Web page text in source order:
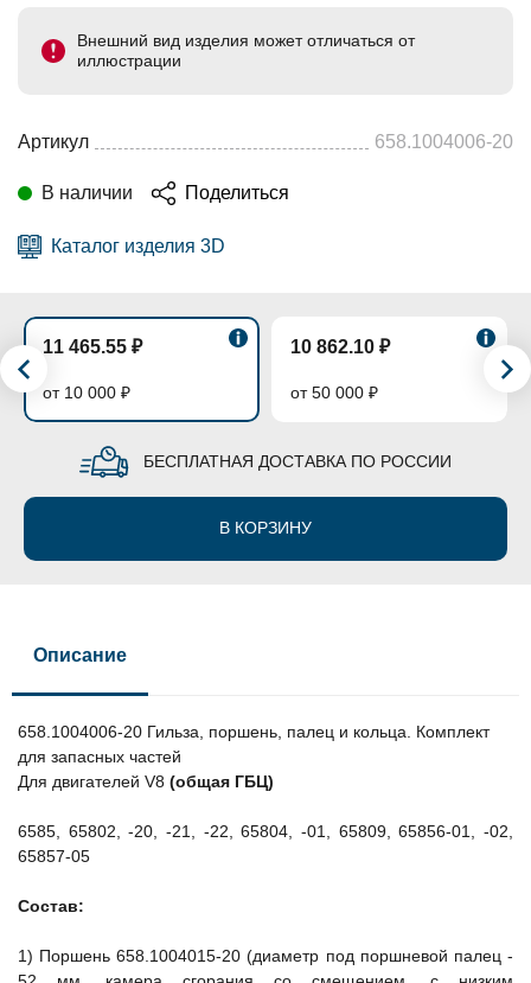
Внешний вид изделия может отличаться от
иллюстрации
Артикул 658.1004006-20
В наличии Поделиться
Каталог изделия 3D
11 465.55 ₽
от 10 000 ₽
10 862.10 ₽
от 50 000 ₽
БЕСПЛАТНАЯ ДОСТАВКА ПО РОССИИ
В КОРЗИНУ
Описание
658.1004006-20 Гильза, поршень, палец и кольца. Комплект
для запасных частей
Для двигателей V8 (общая ГБЦ)
6585, 65802, -20, -21, -22, 65804, -01, 65809, 65856-01, -02,
65857-05
Состав:
1) Поршень 658.1004015-20 (диаметр под поршневой палец -